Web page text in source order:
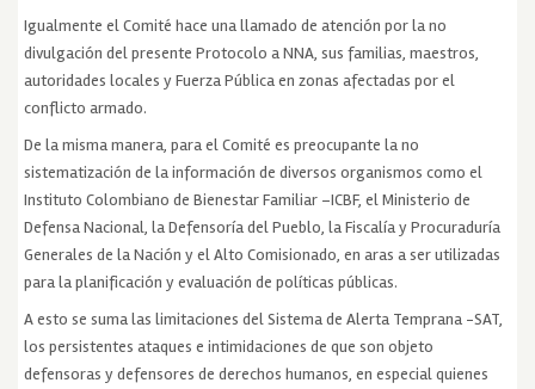
Igualmente el Comité hace una llamado de atención por la no
divulgación del presente Protocolo a NNA, sus familias, maestros,
autoridades locales y Fuerza Pública en zonas afectadas por el
conflicto armado.
De la misma manera, para el Comité es preocupante la no
sistematización de la información de diversos organismos como el
Instituto Colombiano de Bienestar Familiar –ICBF, el Ministerio de
Defensa Nacional, la Defensoría del Pueblo, la Fiscalía y Procuraduría
Generales de la Nación y el Alto Comisionado, en aras a ser utilizadas
para la planificación y evaluación de políticas públicas.
A esto se suma las limitaciones del Sistema de Alerta Temprana -SAT,
los persistentes ataques e intimidaciones de que son objeto
defensoras y defensores de derechos humanos, en especial quienes